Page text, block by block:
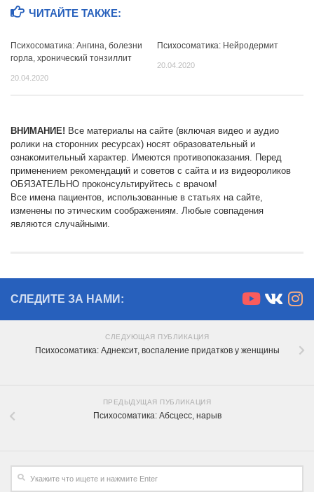
ЧИТАЙТЕ ТАКЖЕ:
Психосоматика: Ангина, болезни
горла, хронический тонзиллит
20.04.2020
Психосоматика: Нейродермит
20.04.2020
ВНИМАНИЕ! Все материалы на сайте (включая видео и аудио
ролики на сторонних ресурсах) носят образовательный и
ознакомительный характер. Имеются противопоказания. Перед
применением рекомендаций и советов с сайта и из видеороликов
ОБЯЗАТЕЛЬНО проконсультируйтесь с врачом!
Все имена пациентов, использованные в статьях на сайте,
изменены по этическим соображениям. Любые совпадения
являются случайными.
СЛЕДИТЕ ЗА НАМИ:
СЛЕДУЮЩАЯ ПУБЛИКАЦИЯ
Психосоматика: Аднексит, воспаление придатков у женщины
ПРЕДЫДУЩАЯ ПУБЛИКАЦИЯ
Психосоматика: Абсцесс, нарыв